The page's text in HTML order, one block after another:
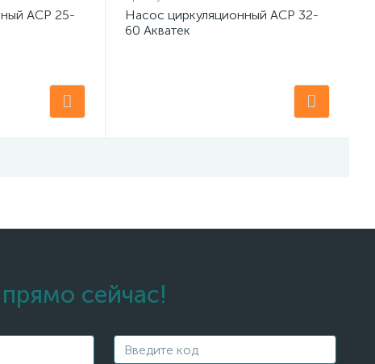
ACP 25-
Насос циркуляционный ACP 32-
60 Акватек
сейчас!